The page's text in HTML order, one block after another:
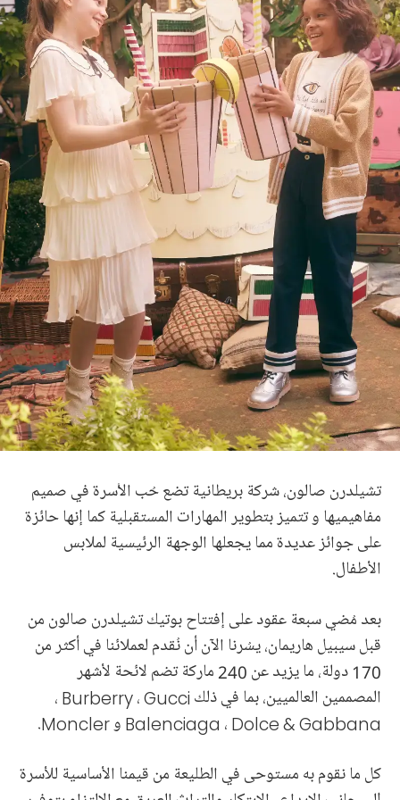
تشيلدرن صالون، شركة بريطانية تضع حُب الأُسرة في صميم
مفاهيميها و تتميز بتطوير المهارات المستقبلية كما إنها حائزة
على جوائز عديدة مما يجعلها الوجهة الرئيسية لملابس
الأطفال.
بعد مُضي سبعة عقود على إفتتاح بوتيك تشيلدرن صالون من
قبل سيبيل هاريمان، يسُرنا الآن أن نُقدم لعملائنا في أكثر من
170 دولة، ما يزيد عن 240 ماركة تضم لائحة لأشهر
المصممين العالميين، بما في ذلك Gucci،Burberry ،
Dolce & Gabbana ، Balenciaga وMoncler
.
كل ما نقوم به مستوحى في الطليعة من قيمنا الأساسية للأسرة